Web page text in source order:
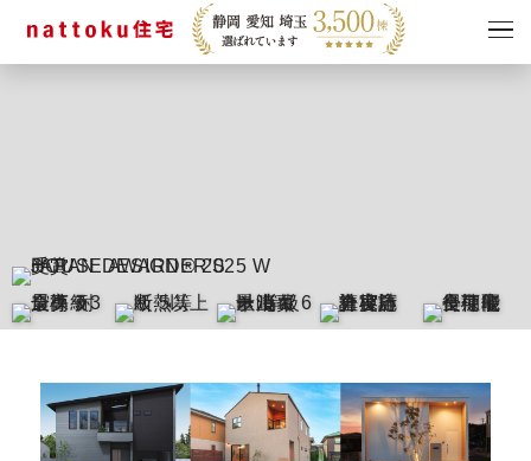
スタッフブログ